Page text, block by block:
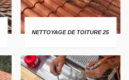
NETTOYAGE DE TOITURE 25